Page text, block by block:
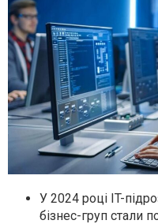
У 2024 році IT-
бізнес-груп стали